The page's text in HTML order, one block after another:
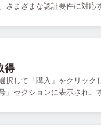
さまざまな認証要件に対応
得
択して「購入」をクリッ
」セクションに表示され、